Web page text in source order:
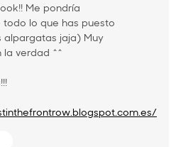
Me pondría
lo que has puesto
alpargatas jaja) Muy
la verdad ^^